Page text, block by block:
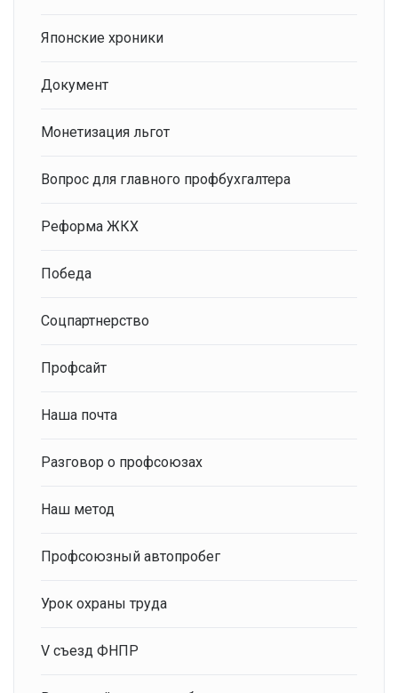
Японские хроники
Документ
Монетизация льгот
Вопрос для главного профбухгалтера
Реформа ЖКХ
Победа
Соцпартнерство
Профсайт
Наша почта
Разговор о профсоюзах
Наш метод
Профсоюзный автопробег
Урок охраны труда
V съезд ФНПР